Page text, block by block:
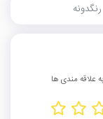
رنگدونه
علاقه مندی ها